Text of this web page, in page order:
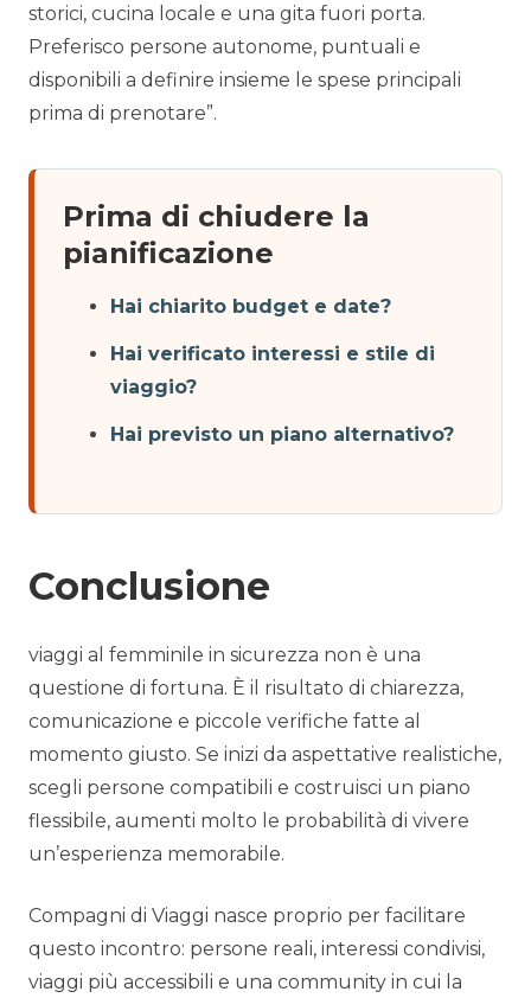
storici, cucina locale e una gita fuori porta.
Preferisco persone autonome, puntuali e
disponibili a definire insieme le spese principali
prima di prenotare”.
Prima di chiudere la
pianificazione
Hai chiarito budget e date?
Hai verificato interessi e stile di
viaggio?
Hai previsto un piano alternativo?
Conclusione
viaggi al femminile in sicurezza non è una
questione di fortuna. È il risultato di chiarezza,
comunicazione e piccole verifiche fatte al
momento giusto. Se inizi da aspettative realistiche,
scegli persone compatibili e costruisci un piano
flessibile, aumenti molto le probabilità di vivere
un’esperienza memorabile.
Compagni di Viaggi nasce proprio per facilitare
questo incontro: persone reali, interessi condivisi,
viaggi più accessibili e una community in cui la